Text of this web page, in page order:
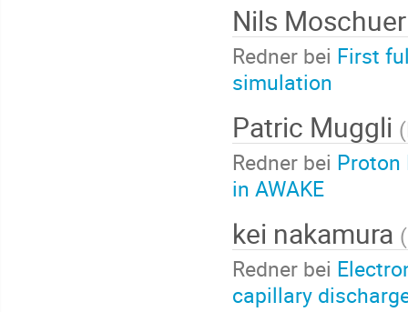
Nils
Redner bei First
simulation
Patric Muggli (
Redner bei Proton
in AWAKE
kei nakamura (
Redner bei
capillary